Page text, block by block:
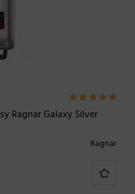
Ragnar Galaxy Silver
Ragnar